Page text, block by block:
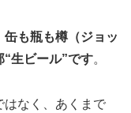
缶も瓶も樽（ジョッ
生ビール”です。
はなく、あくまで